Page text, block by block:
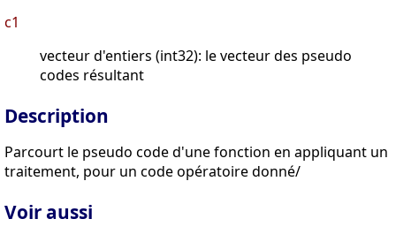
c1
vecteur d'entiers (int32): le vecteur des pseudo
codes résultant
Description
Parcourt le pseudo code d'une fonction en appliquant un
traitement, pour un code opératoire donné/
Voir aussi